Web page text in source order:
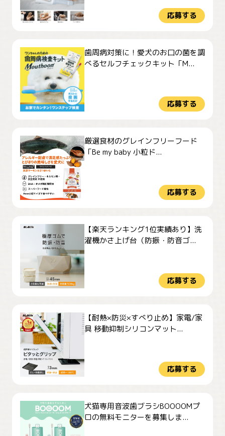
応募する
歯周病対策に！愛犬のお口の菌を調
べるセルフチェックキット「M...
応募する
厳選食材のグレインフリーフード
「Be my baby 小粒ド...
応募する
【楽天ランキング1位実績あり】洗
濯機かさ上げ台（防振・防音ゴ...
応募する
【耐熱×防災×すべり止め】家電/家
具 移動抑制シリコンマット...
応募する
犬猫専用音波歯ブラシBOOOOMプ
ロの無料モニターを募集しま...